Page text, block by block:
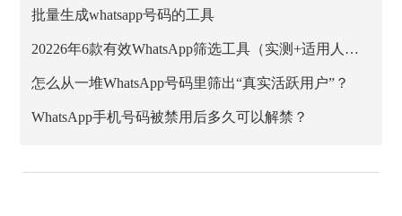
批量生成whatsapp号码的工具
20226年6款有效WhatsApp筛选工具（实测+适用人群）
怎么从一堆WhatsApp号码里筛出“真实活跃用户”？
WhatsApp手机号码被禁用后多久可以解禁？